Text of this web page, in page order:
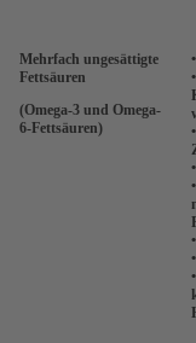
Mehrfach ungesättigte
Fettsäuren
(Omega-3 und Omega-
6-Fettsäuren)